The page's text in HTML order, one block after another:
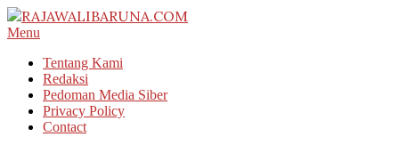
Skip
to
RAJAWALIBARUNA.COM
Primary
Menu
Menu
Tentang Kami
Redaksi
Pedoman Media Siber
Privacy Policy
Contact